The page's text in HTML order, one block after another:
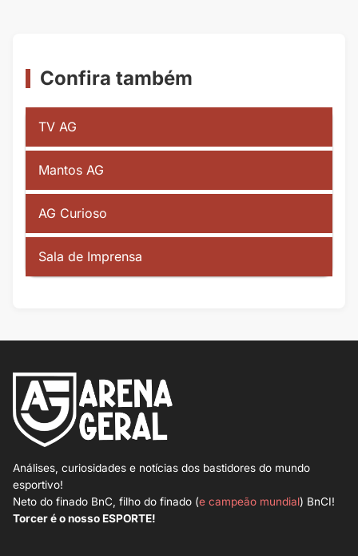
Confira também
TV AG
Mantos AG
AG Curioso
Sala de Imprensa
Análises, curiosidades e notícias dos bastidores do mundo
esportivo!
Neto do finado BnC, filho do finado (e campeão mundial) BnCI!
Torcer é o nosso ESPORTE!